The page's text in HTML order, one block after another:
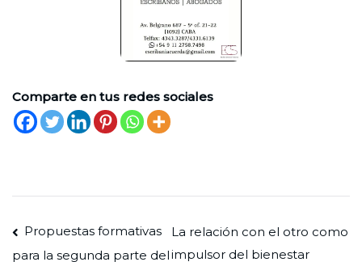
Comparte en tus redes sociales
Navegación
Propuestas formativas
para la segunda parte del
La relación con el otro como
impulsor del bienestar